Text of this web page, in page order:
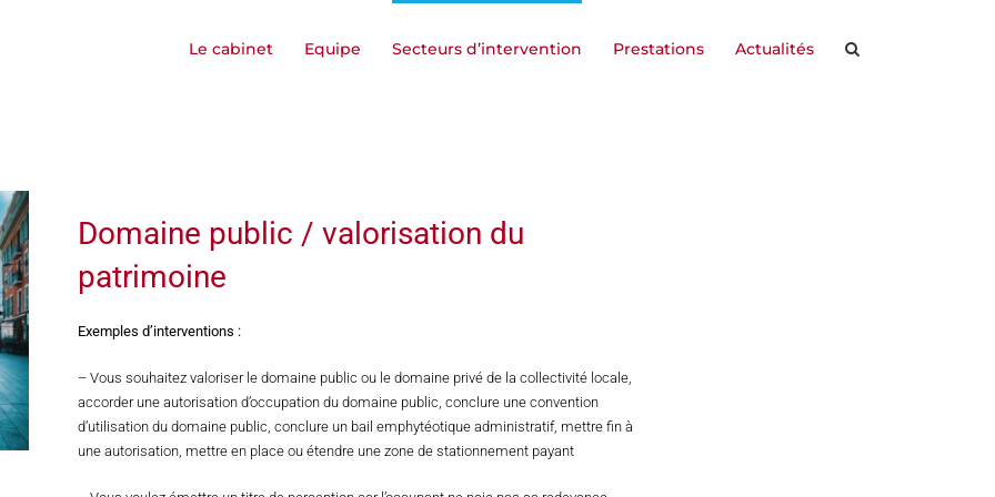
Le cabinet Equipe Secteurs d’intervention Prestations Actualités
Domaine public / valorisation du
patrimoine
Exemples d’interventions :
– Vous souhaitez valoriser le domaine public ou le domaine privé de la collectivité locale,
accorder une autorisation d’occupation du domaine public, conclure une convention
d’utilisation du domaine public, conclure un bail emphytéotique administratif, mettre fin à
une autorisation, mettre en place ou étendre une zone de stationnement payant